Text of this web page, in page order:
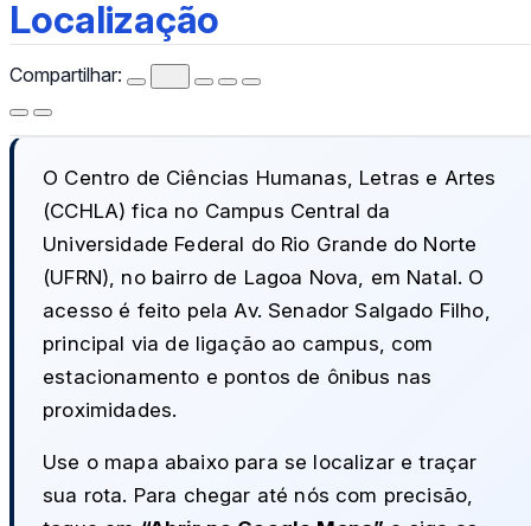
Localização
Compartilhar:
O Centro de Ciências Humanas, Letras e Artes
(CCHLA) fica no Campus Central da
Universidade Federal do Rio Grande do Norte
(UFRN), no bairro de Lagoa Nova, em Natal. O
acesso é feito pela Av. Senador Salgado Filho,
principal via de ligação ao campus, com
estacionamento e pontos de ônibus nas
proximidades.
Use o mapa abaixo para se localizar e traçar
sua rota. Para chegar até nós com precisão,